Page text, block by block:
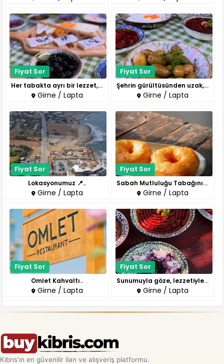
Fiyat Sor
Her tabakta ayrı bir lezzet, h..
Girne / Lapta
Fiyat Sor
Şehrin gürültüsünden uzak, huz..
Girne / Lapta
Fiyat Sor
Lokasyonumuz 📍..
Girne / Lapta
Fiyat Sor
Sabah Mutluluğu Tabağınızda!📍..
Girne / Lapta
Fiyat Sor
Omlet Kahvaltı..
Girne / Lapta
Fiyat Sor
Sunumuyla göze, lezzetiyle kal..
Girne / Lapta
Kıbrıs'ın en güvenilir ilan ve alışveriş platformu.